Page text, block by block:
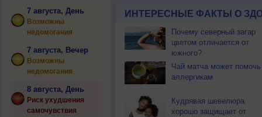
7 августа, День
Возможны
недомогания
7 августа, Вечер
Возможны
недомогания
8 августа, День
Риск ухудшения
самочувствия
ИНТЕРЕСНЫЕ ФАКТЫ О
Почему северный загар
цветом отличается от
южного?
Чай матча может помочь
аллергикам
Кудрявая шевелюра
хорошо защищает от